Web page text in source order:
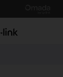
Smart